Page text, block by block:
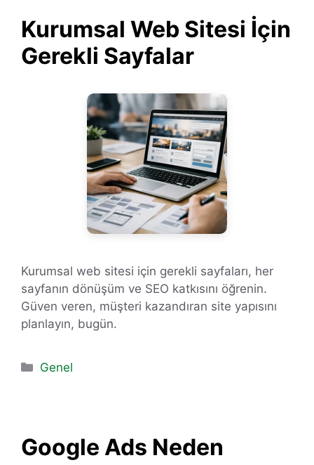
Kurumsal Web Sitesi İçin
Gerekli Sayfalar
Kurumsal web sitesi için gerekli sayfaları, her
sayfanın dönüşüm ve SEO katkısını öğrenin.
Güven veren, müşteri kazandıran site yapısını
planlayın, bugün.
Kategoriler
Genel
Google Ads Neden